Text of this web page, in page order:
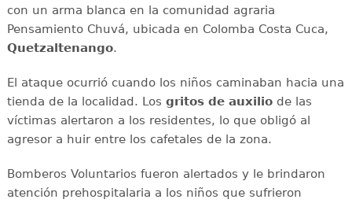
con un arma blanca en la comunidad agraria
Pensamiento Chuvá, ubicada en Colomba Costa Cuca,
Quetzaltenango.
El ataque ocurrió cuando los niños caminaban hacia una
tienda de la localidad. Los gritos de auxiliode las
víctimas alertaron a los residentes, lo que obligó al
agresor a huir entre los cafetales de la zona.
Bomberos Voluntarios fueron alertados y le brindaron
atención prehospitalaria a los niños que sufrieron